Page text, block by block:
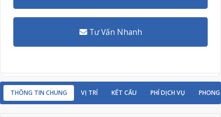
Tư Vấn Nhanh
THÔNG TIN CHUNG VỊ TRÍ KẾT CẤU PHÍ DỊCH VỤ